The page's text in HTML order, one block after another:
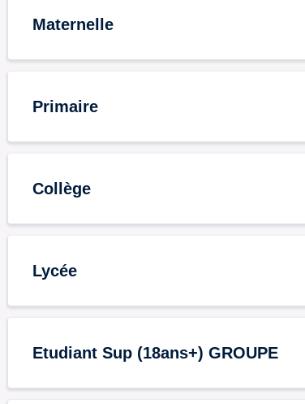
Maternelle
Primaire
Collège
Lycée
Etudiant Sup (18ans+) GROUPE